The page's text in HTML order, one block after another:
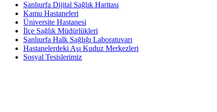
Şanlıurfa Dijital Sağlık Haritası
Kamu Hastaneleri
Üniversite Hastanesi
İlçe Sağlık Müdürlükleri
Şanlıurfa Halk Sağlığı Laboratuvarı
Hastanelerdeki Aşı Kuduz Merkezleri
Sosyal Tesislerimiz